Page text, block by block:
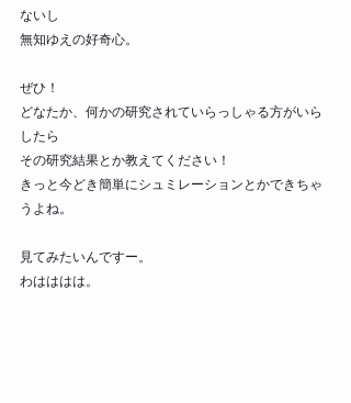
ないし
無知ゆえの好奇心。
ぜひ！
どなたか、何かの研究されていらっしゃる方がいら
したら
その研究結果とか教えてください！
きっと今どき簡単にシュミレーションとかできちゃ
うよね。
見てみたいんですー。
わはははは。